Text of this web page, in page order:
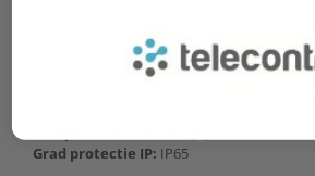
Grad protectie IP: IP65